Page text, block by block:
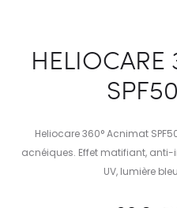
Heliocare 360° Acnimat
acnéiques. Effet matifiant,
UV, lumière